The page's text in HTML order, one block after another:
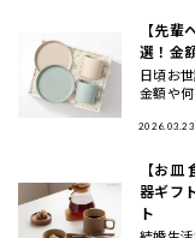
【先
選！金
日頃お
金額や
などのマ
2026.03.23
【お
器ギフ
ト